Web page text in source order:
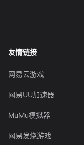
友情链接
网易云游戏
网易UU加速器
MuMu模拟器
网易发烧游戏